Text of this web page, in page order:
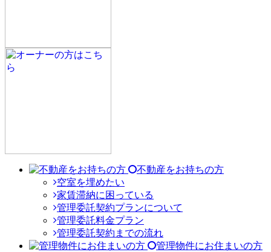
不動産をお持ちの方
空室を埋めたい
家賃滞納に困っている
管理委託契約プランについて
管理委託料金プラン
管理委託契約までの流れ
管理物件にお住まいの方